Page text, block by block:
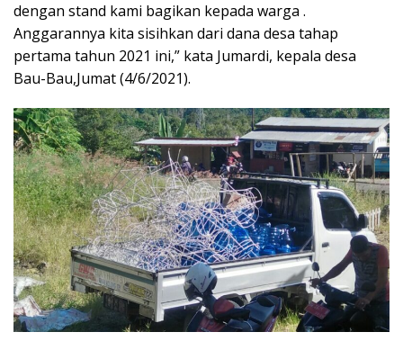
dengan stand kami bagikan kepada warga .
Anggarannya kita sisihkan dari dana desa tahap
pertama tahun 2021 ini,” kata Jumardi, kepala desa
Bau-Bau,Jumat (4/6/2021).